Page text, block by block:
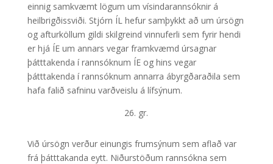
einnig samkvæmt lögum um vísindarannsóknir á
heilbrigðissviði. Stjórn ÍL hefur samþykkt að um úrsögn
og afturköllum gildi skilgreind vinnuferli sem fyrir hendi
er hjá ÍE um annars vegar framkvæmd úrsagnar
þátttakenda í rannsóknum ÍE og hins vegar
þátttakenda í rannsóknum annarra ábyrgðaraðila sem
hafa falið safninu varðveislu á lífsýnum.
26. gr.
Við úrsögn verður einungis frumsýnum sem aflað var
frá þátttakanda eytt. Niðurstöðum rannsókna sem